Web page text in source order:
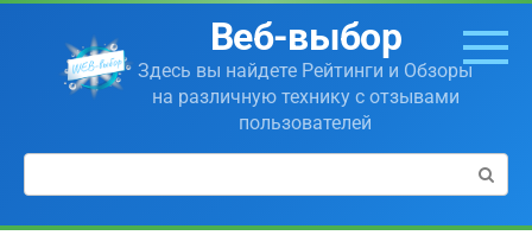
Перейти
контенту
Веб-выбор
Здесь вы найдете Рейтинги и Обзоры
на различную технику с отзывами
пользователей
Поиск: